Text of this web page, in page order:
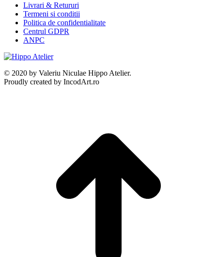
Livrari & Retururi
Termeni si conditii
Politica de confidentialitate
Centrul GDPR
ANPC
© 2020 by Valeriu Niculae Hippo Atelier.
Proudly created by IncodArt.ro